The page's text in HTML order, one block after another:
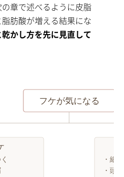
章で述べるように皮脂
肪酸が増える結果にな
かし方を先に見直して
フケが気になる
・細
・頭